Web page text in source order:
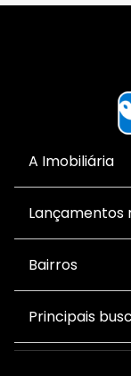
A Imobiliária
Lançamentos
Bairros
Principais